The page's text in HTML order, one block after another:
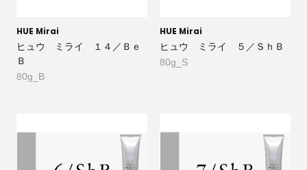
HUE Mirai
ヒュウ ミライ １４／Ｂｅ
Ｂ
80g_B
HUE Mirai
ヒュウ ミライ ５／ＳｈＢ
80g_S